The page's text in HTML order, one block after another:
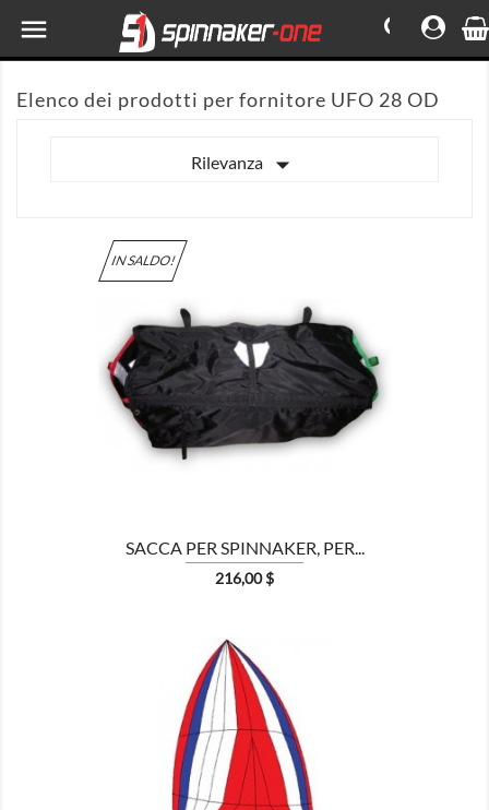

Elenco dei prodotti per fornitore UFO 28 OD
Rilevanza 
IN SALDO!
SACCA PER SPINNAKER, PER...
Prezzo
216,00 $
MOSTRA
